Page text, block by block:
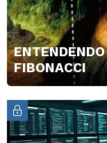
FIBONACCI